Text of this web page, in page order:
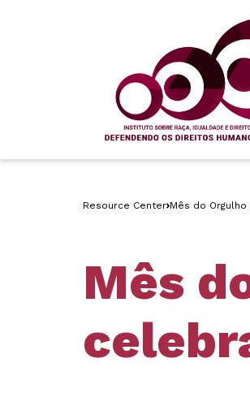
Resource Center Mês do
Mês